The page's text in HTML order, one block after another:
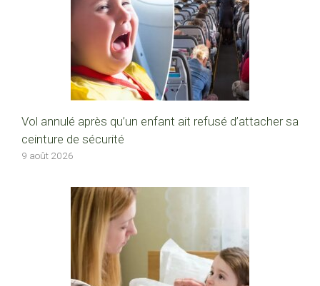
Vol annulé après qu’un enfant ait refusé d’attacher sa
ceinture de sécurité
9 août 2026